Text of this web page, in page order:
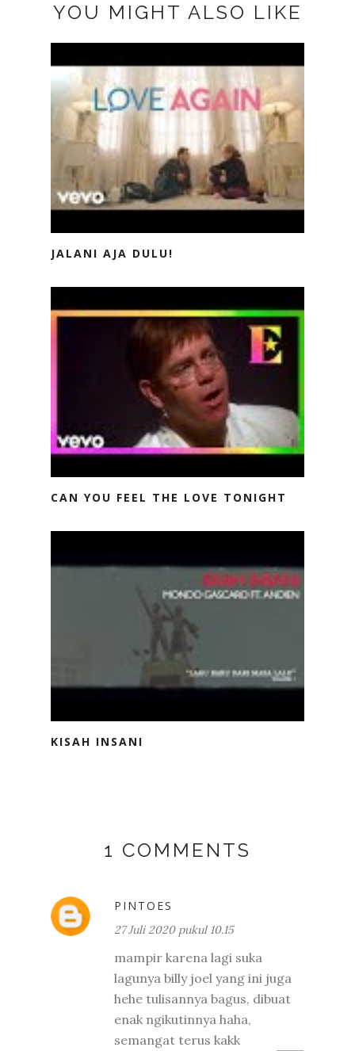
YOU MIGHT ALSO LIKE
JALANI AJA DULU!
CAN YOU FEEL THE LOVE TONIGHT
KISAH INSANI
1 COMMENTS
PINTOES
27 Juli 2020 pukul 10.15
mampir karena lagi suka
lagunya billy joel yang ini juga
hehe tulisannya bagus, dibuat
enak ngikutinnya haha,
semangat terus kakk